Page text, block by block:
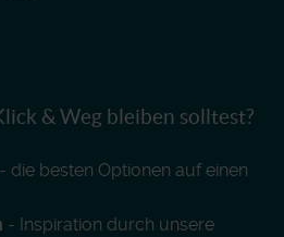
& Weg bleiben solltest?
- die besten Optionen auf einen
- Inspiration durch unsere